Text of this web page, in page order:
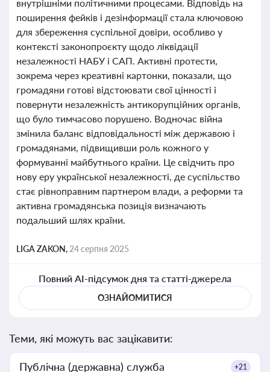
внутрішніми політичними процесами. Відповідь на
поширення фейків і дезінформації стала ключовою
для збереження суспільної довіри, особливо у
контексті законопроєкту щодо ліквідації
незалежності НАБУ і САП. Активні протести,
зокрема через креативні картонки, показали, що
громадяни готові відстоювати свої цінності і
повернути незалежність антикорупційних органів,
що було тимчасово порушено. Водночас війна
змінила баланс відповідальності між державою і
громадянами, підвищивши роль кожного у
формуванні майбутнього країни. Це свідчить про
нову еру української незалежності, де суспільство
стає рівноправним партнером влади, а реформи та
активна громадянська позиція визначають
подальший шлях країни.
LIGA ZAKON, 24 серпня 2025
Повний AI-підсумок дня та статті-джерела
ОЗНАЙОМИТИСЯ
Теми, які можуть вас зацікавити:
Публічна (державна) служба +21